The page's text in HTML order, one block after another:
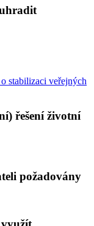
stabilizaci veřejných
řešení životní
požadovány